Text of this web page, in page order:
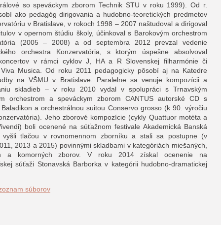
so speváckym zborom Technik STU v roku 1999). Od r.
ako pedagóg dirigovania a hudobno-teoretických predmetov
v Bratislave, v rokoch 1998 – 2007 naštudoval a dirigoval
v opernom štúdiu školy, účinkoval s Barokovým orchestrom
(2005 – 2008) a od septembra 2012 prevzal vedenie
orchestra Konzervatória, s ktorým úspešne absolvoval
v rámci cyklov J, HA a R Slovenskej filharmónie či
Musica. Od roku 2011 pedagogicky pôsobí aj na Katedre
na VŠMU v Bratislave. Paralelne sa venuje kompozícii a
skladieb – v roku 2010 vydal v spolupráci s Trnavským
orchestrom a speváckym zborom CANTUS autorské CD s
a orchestrálnou suitou Conservo grosso (k 90. výročiu
Jeho zborové kompozície (cykly Quattuor motèta a
boli ocenené na súťažnom festivale Akademická Banská
vyšli tlačou v rovnomennom zborníku a stali sa postupne (v
2013 a 2015) povinnými skladbami v kategóriách miešaných,
a komorných zborov. V roku 2014 získal ocenenie na
súťaži Stonavská Barborka v kategórii hudobno-dramatickej
súborov